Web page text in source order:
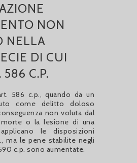
NON
NELLA
DI CUI
586 C.P.
586 c.p., quando da un
come delitto doloso
non voluta dal
o la lesione di una
le disposizioni
ma le pene stabilite negli
c.p. sono aumentate.